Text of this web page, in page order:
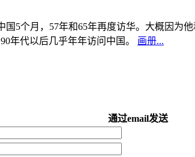
国5个月，57年和65年再度访华。大概因
年代以后几乎年年访问中国。 画册...
通过email发送